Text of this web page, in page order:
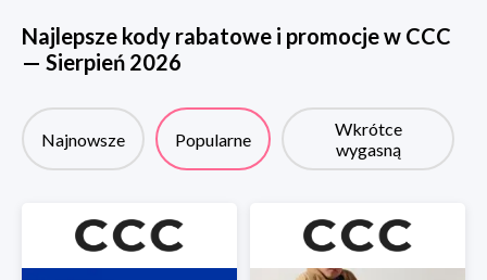
Najlepsze kody rabatowe i promocje w CCC
— Sierpień 2026
Najnowsze Popularne
Wkrótce
wygasną